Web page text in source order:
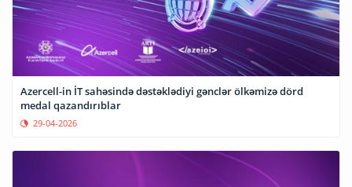
Azercell-in İT sahəsində dəstəklədiyi gənclər ölkəmizə dörd
medal qazandırıblar
29-04-2026